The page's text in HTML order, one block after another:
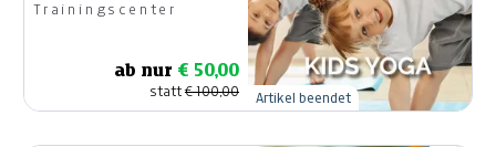
Trainingscenter
ab nur € 50,00
statt€ 100,00 Artikel beendet